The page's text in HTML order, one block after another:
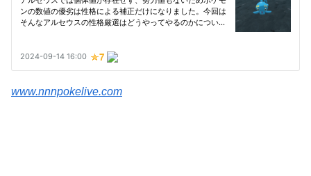
www.nnnpokelive.com